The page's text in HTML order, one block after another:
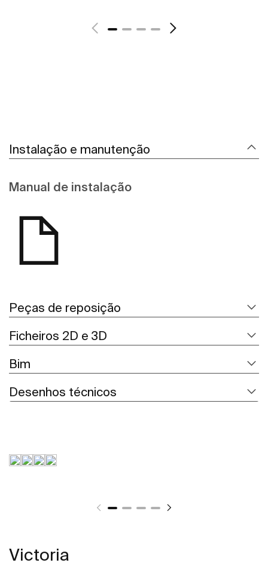
Instalação e manutenção
Manual de instalação
Peças de reposição
Ficheiros 2D e 3D
Bim
Desenhos técnicos
Victoria